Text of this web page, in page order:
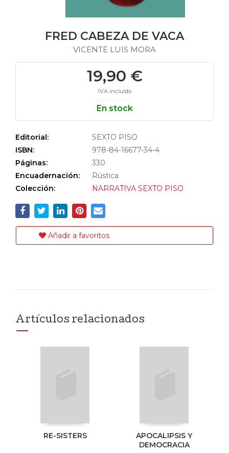
FRED CABEZA DE VACA
VICENTE LUIS MORA
19,90 €
IVA incluido
En stock
Editorial:
SEXTO PISO
ISBN:
978-84-16677-34-4
Páginas:
330
Encuadernación:
Rústica
Colección:
NARRATIVA SEXTO PISO
Añadir a favoritos
Artículos relacionados
RE-SISTERS
APOCALIPSIS Y
DEMOCRACIA